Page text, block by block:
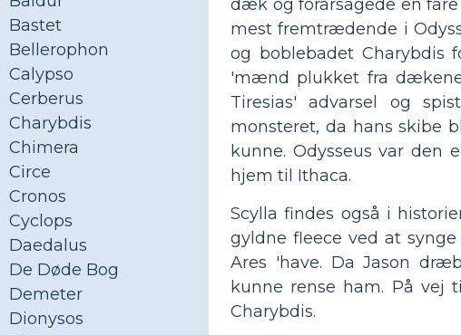
Bastet
Bellerophon
Calypso
Cerberus
Charybdis
Chimera
Circe
Cronos
Cyclops
Daedalus
De Døde Bog
Demeter
Dionysos
dæk og forårsagede en
mest fremtrædende i
og boblebadet Charybdis
'mænd plukket fra
Tiresias' advarsel og
monsteret, da hans skibe
kunne. Odysseus var den
hjem til Ithaca.
Scylla findes også i
gyldne fleece ved at
Ares 'have. Da Jason
kunne rense ham. På vej
Charybdis.